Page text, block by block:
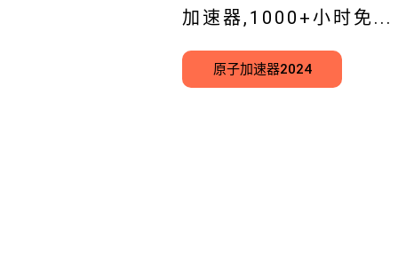
加速器,1000+小时免...
原子加速器2024